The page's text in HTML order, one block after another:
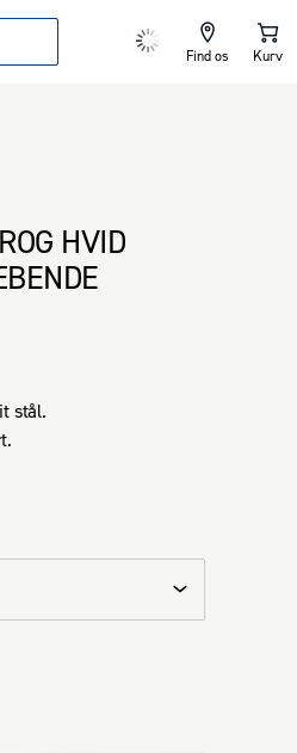
Find os Kurv
HVID
stål.